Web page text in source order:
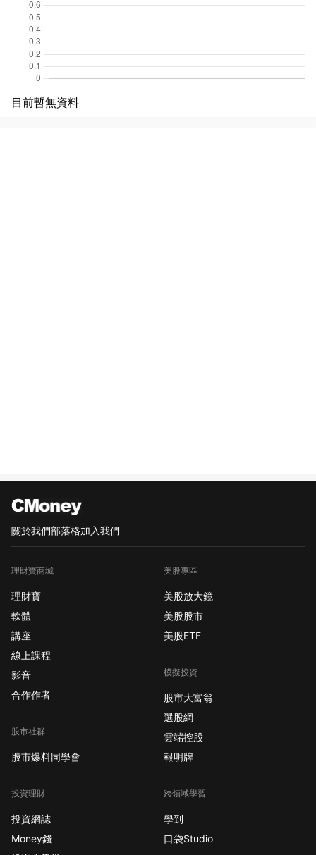
目前暫無資料
關於我們部落格加入我們
理財寶商城
理財寶
軟體
講座
線上課程
影音
合作作者
股市社群
股市爆料同學會
投資理財
投資網誌
Money錢
美股專區
美股放大鏡
美股股市
美股ETF
模擬投資
股市大富翁
選股網
雲端控股
報明牌
跨領域學習
學到
口袋Studio